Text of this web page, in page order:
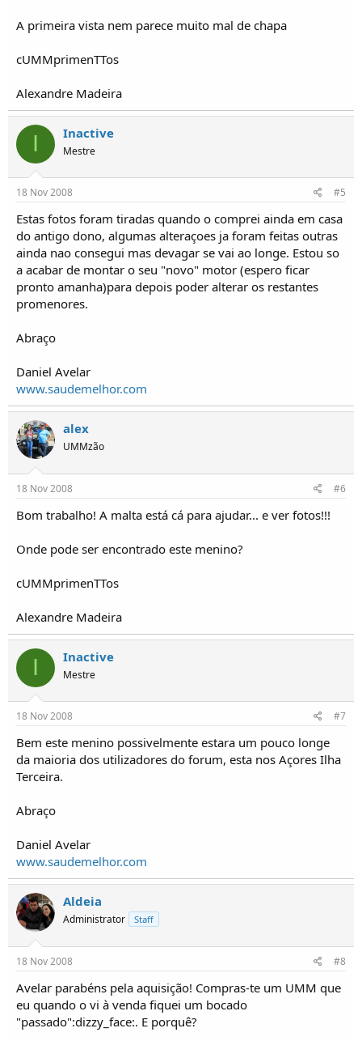
A primeira vista nem parece muito mal de chapa
cUMMprimenTTos
Alexandre Madeira
I Inactive
Mestre
18 Nov 2008 #5
Estas fotos foram tiradas quando o comprei ainda em casa
do antigo dono, algumas alteraçoes ja foram feitas outras
ainda nao consegui mas devagar se vai ao longe. Estou so
a acabar de montar o seu "novo" motor (espero ficar
pronto amanha)para depois poder alterar os restantes
promenores.
Abraço
Daniel Avelar
www.saudemelhor.com
alex
UMMzão
18 Nov 2008 #6
Bom trabalho! A malta está cá para ajudar... e ver fotos!!!
Onde pode ser encontrado este menino?
cUMMprimenTTos
Alexandre Madeira
I Inactive
Mestre
18 Nov 2008 #7
Bem este menino possivelmente estara um pouco longe
da maioria dos utilizadores do forum, esta nos Açores Ilha
Terceira.
Abraço
Daniel Avelar
www.saudemelhor.com
Aldeia
Administrator Staff
18 Nov 2008 #8
Avelar parabéns pela aquisição! Compras-te um UMM que
eu quando o vi à venda fiquei um bocado
"passado":dizzy_face:. E porquê?